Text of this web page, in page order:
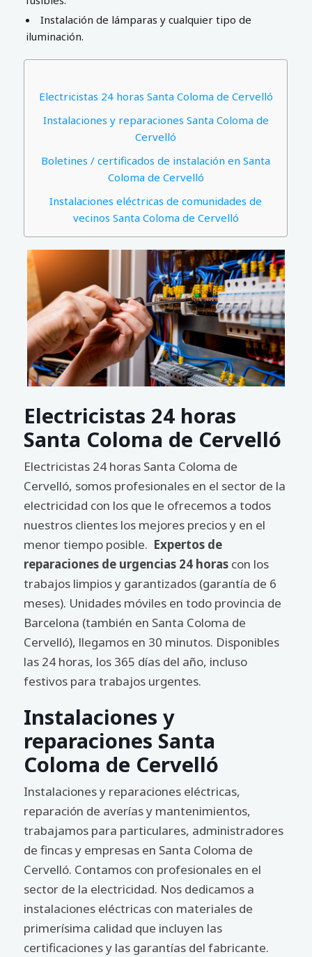
Instalación de lámparas y cualquier tipo de
iluminación.
Electricistas 24 horas Santa Coloma de Cervelló
Instalaciones y reparaciones Santa Coloma de
Cervelló
Boletines / certificados de instalación en Santa
Coloma de Cervelló
Instalaciones eléctricas de comunidades de
vecinos Santa Coloma de Cervelló
Electricistas 24 horas
Santa Coloma de Cervelló
Electricistas 24 horas Santa Coloma de
Cervelló, somos profesionales en el sector de la
electricidad con los que le ofrecemos a todos
nuestros clientes los mejores precios y en el
menor tiempo posible. Expertos de
reparaciones de urgencias 24 horas con los
trabajos limpios y garantizados (garantía de 6
meses). Unidades móviles en todo provincia de
Barcelona (también en Santa Coloma de
Cervelló), llegamos en 30 minutos. Disponibles
las 24 horas, los 365 días del año, incluso
festivos para trabajos urgentes.
Instalaciones y
reparaciones Santa
Coloma de Cervelló
Instalaciones y reparaciones eléctricas,
reparación de averías y mantenimientos,
trabajamos para particulares, administradores
de fincas y empresas en Santa Coloma de
Cervelló. Contamos con profesionales en el
sector de la electricidad. Nos dedicamos a
instalaciones eléctricas con materiales de
primerísima calidad que incluyen las
certificaciones y las garantías del fabricante.